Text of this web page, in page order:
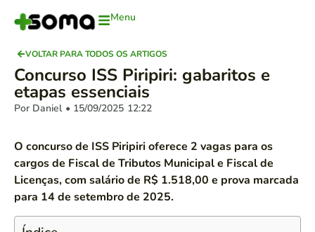
Menu
VOLTAR PARA TODOS OS ARTIGOS
Concurso ISS Piripiri: gabaritos e
etapas essenciais
Por Daniel • 15/09/2025 12:22
O concurso de ISS Piripiri oferece 2 vagas para os
cargos de Fiscal de Tributos Municipal e Fiscal de
Licenças, com salário de R$ 1.518,00 e prova marcada
para 14 de setembro de 2025.